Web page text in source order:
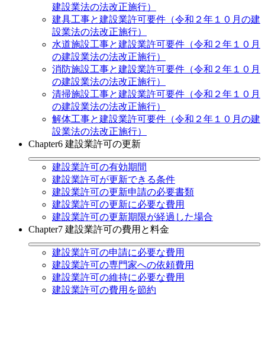
建設業法の法改正施行）
建具工事と建設業許可要件（令和２年１０月の建
設業法の法改正施行）
水道施設工事と建設業許可要件（令和２年１０月
の建設業法の法改正施行）
消防施設工事と建設業許可要件（令和２年１０月
の建設業法の法改正施行）
清掃施設工事と建設業許可要件（令和２年１０月
の建設業法の法改正施行）
解体工事と建設業許可要件（令和２年１０月の建
設業法の法改正施行）
Chapter6 建設業許可の更新
建設業許可の有効期間
建設業許可が更新できる条件
建設業許可の更新申請の必要書類
建設業許可の更新に必要な費用
建設業許可の更新期限が経過した場合
Chapter7 建設業許可の費用と料金
建設業許可の申請に必要な費用
建設業許可の専門家への依頼費用
建設業許可の維持に必要な費用
建設業許可の費用を節約